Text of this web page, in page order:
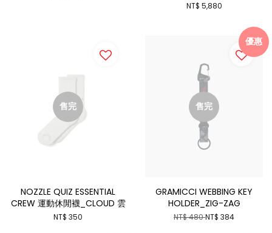
NT$ 5,880
售完
NOZZLE QUIZ ESSENTIAL
CREW 運動休閒襪_CLOUD 雲
NT$ 350
優惠
售完
GRAMICCI WEBBING KEY
HOLDER_ZIG-ZAG
NT$ 480NT$ 384